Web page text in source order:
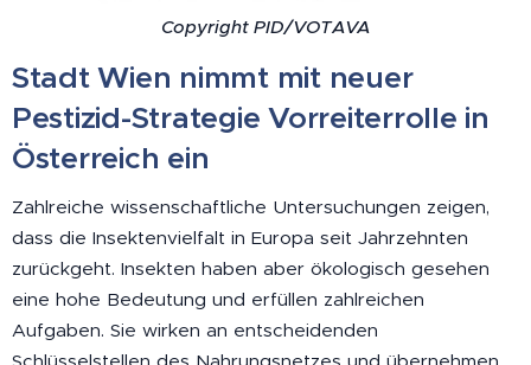
Copyright PID/VOTAVA
Stadt Wien nimmt mit neuer
Pestizid-Strategie Vorreiterrolle in
Österreich ein
Zahlreiche wissenschaftliche Untersuchungen zeigen,
dass die Insektenvielfalt in Europa seit Jahrzehnten
zurückgeht. Insekten haben aber ökologisch gesehen
eine hohe Bedeutung und erfüllen zahlreichen
Aufgaben. Sie wirken an entscheidenden